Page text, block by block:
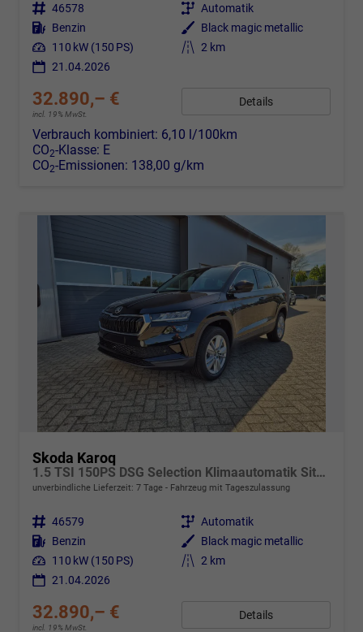
Fahrzeugnr. 46578 Getriebe Automatik
Kraftstoff Benzin Außenfarbe
Black magic metallic
Leistung 110 kW (150 PS) Kilometerstand 2 km
21.04.2026
32.890,– €
incl. 19% MwSt.
Details
Verbrauch kombiniert: 6,10 l/100km
CO2-Klasse: E
CO2-Emissionen: 138,00 g/km
Skoda Karoq
1.5 TSI 150PS DSG Selection Klimaautomatik Sitzheizung Lenkradheizung ACC PDC v+h Rückf.Kamera abg.Scheiben Apple CarPlay Android Auto 17"LM
unverbindliche Lieferzeit: 7 Tage Fahrzeug mit Tageszulassung
Fahrzeugnr. 46579 Getriebe Automatik
Kraftstoff Benzin Außenfarbe
Black magic metallic
Leistung 110 kW (150 PS) Kilometerstand 2 km
21.04.2026
32.890,– €
incl. 19% MwSt.
Details